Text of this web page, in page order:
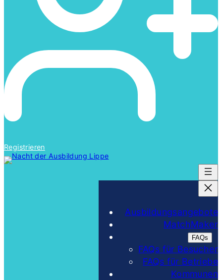
Registrieren
Ausbildungsangebote
MatchMaker
FAQs
FAQs für Besucher
FAQs für Betriebe
Kommunen